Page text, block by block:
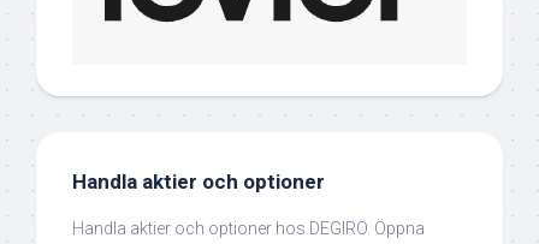
Handla aktier och optioner
Handla aktier och optioner hos DEGIRO. Öppna